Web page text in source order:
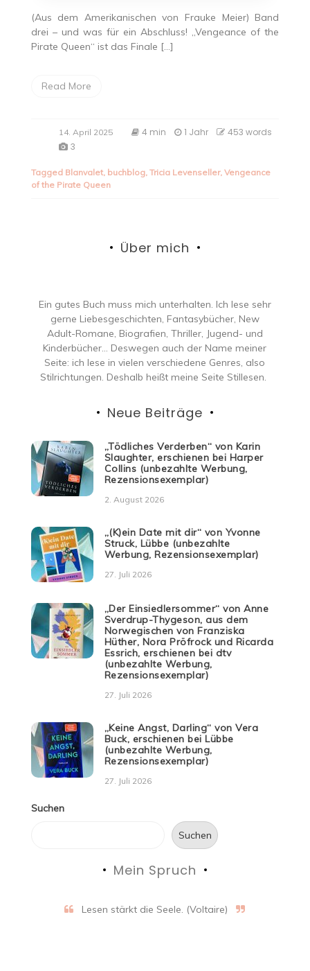
(Aus dem Amerikanischen von Frauke Meier) Band
drei – und was für ein Abschluss! „Vengeance of the
Pirate Queen“ ist das Finale […]
Read More
14. April 2025 4 min 1 Jahr
453 words
3
Tagged Blanvalet, buchblog, Tricia Levenseller, Vengeance
of the Pirate Queen
Über mich
Ein gutes Buch muss mich unterhalten. Ich lese sehr
gerne Liebesgeschichten, Fantasybücher, New
Adult-Romane, Biografien, Thriller, Jugend- und
Kinderbücher… Deswegen auch der Name meiner
Seite: ich lese in vielen verschiedene Genres, also
Stilrichtungen. Deshalb heißt meine Seite Stillesen.
Neue Beiträge
„Tödliches Verderben“ von Karin
Slaughter, erschienen bei Harper
Collins (unbezahlte Werbung,
Rezensionsexemplar)
2. August 2026
„(K)ein Date mit dir“ von Yvonne
Struck, Lübbe (unbezahlte
Werbung, Rezensionsexemplar)
27. Juli 2026
„Der Einsiedlersommer“ von Anne
Sverdrup-Thygeson, aus dem
Norwegischen von Franziska
Hüther, Nora Pröfrock und Ricarda
Essrich, erschienen bei dtv
(unbezahlte Werbung,
Rezensionsexemplar)
27. Juli 2026
„Keine Angst, Darling“ von Vera
Buck, erschienen bei Lübbe
(unbezahlte Werbung,
Rezensionsexemplar)
27. Juli 2026
Suchen
Suchen
Mein Spruch
Lesen stärkt die Seele. (Voltaire)